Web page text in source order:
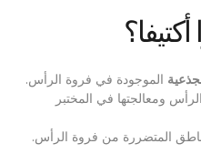
الموجودة في فروة الرأس.
ومعالجتها في المختبر
المتضررة من فروة الرأس.